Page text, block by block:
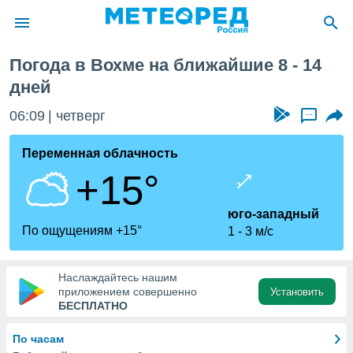
о
к этому
доступ
Погода в Вохме на ближайшие 8 - 14
дней
06:09 четверг ...
Переменная облачность
+15°
По ощущениям +15°
юго-западный
1
3 м/с
Наслаждайтесь нашим
приложением совершенно
БЕСПЛАТНО
Установить
По часам